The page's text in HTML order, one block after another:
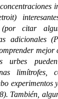
citar
adicionales
mejor
urbes
limítrofes,
experimentos
También,